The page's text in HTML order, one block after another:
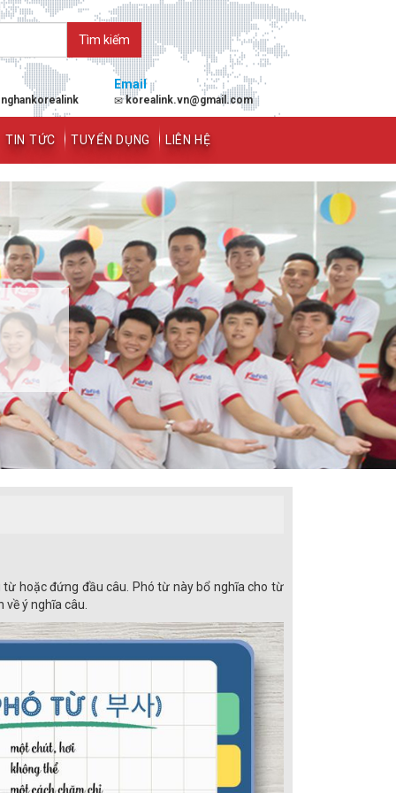
Email
korealink.vn@gmail.com
TIN TỨC TUYỂN DỤNG LIÊN HỆ
hoặc đứng đầu câu. Phó từ này bổ nghĩa cho từ
ý nghĩa câu.